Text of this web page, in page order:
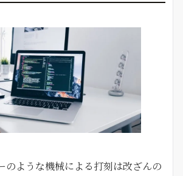
のような機械による打刻は改ざんの